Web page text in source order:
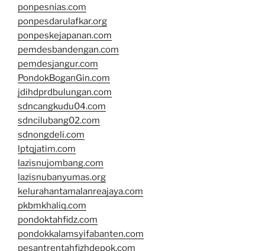
ponpesnias.com
ponpesdarulafkar.org
ponpeskejapanan.com
pemdesbandengan.com
pemdesjangur.com
PondokBoganGin.com
jdihdprdbulungan.com
sdncangkudu04.com
sdncilubang02.com
sdnongdeli.com
lptqjatim.com
lazisnujombang.com
lazisnubanyumas.org
kelurahantamalanreajaya.com
pkbmkhaliq.com
pondoktahfidz.com
pondokkalamsyifabanten.com
pesantrentahfizhdepok.com